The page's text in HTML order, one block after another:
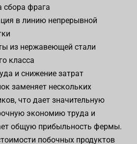
сбора фрага
в линию непрерывной
из нержавеющей стали
класса
и снижение затрат
заменяет нескольких
что дает значительную
экономию труда и
общую прибыльность фермы.
побочных продуктов